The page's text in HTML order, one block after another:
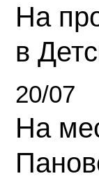
На
в
20/07
На